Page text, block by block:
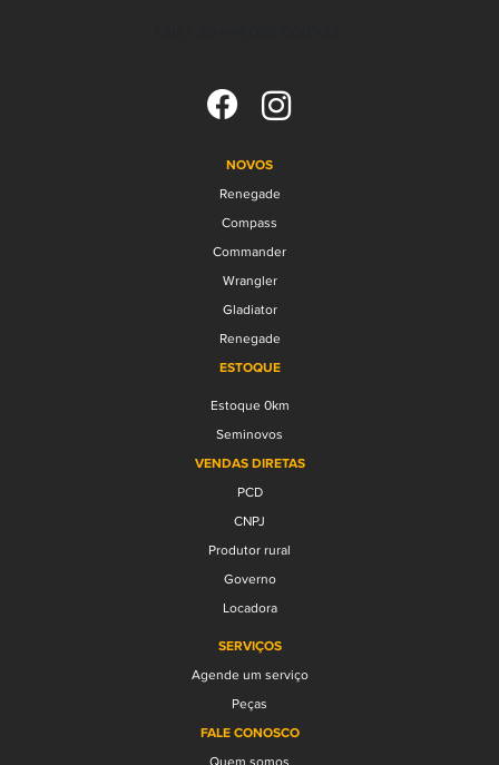
NOVOS
Renegade
Compass
Commander
Wrangler
Gladiator
Renegade
ESTOQUE
Estoque 0km
Seminovos
VENDAS DIRETAS
PCD
CNPJ
Produtor rural
Governo
Locadora
SERVIÇOS
Agende um serviço
Peças
FALE CONOSCO